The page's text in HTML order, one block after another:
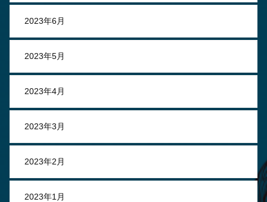
2023年6月
2023年5月
2023年4月
2023年3月
2023年2月
2023年1月